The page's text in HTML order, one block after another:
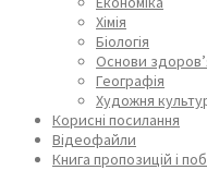
Хімія
Біологія
Основи
Географія
Художня
Корисні посилання
Відеофайли
Книга пропозицій і